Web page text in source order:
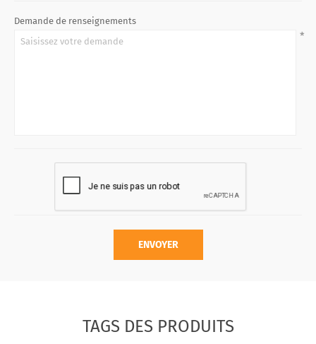
Demande de renseignements
*
ENVOYER
TAGS DES PRODUITS